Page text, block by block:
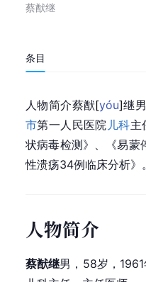
蔡猷继
条目
人物简介蔡猷[yóu]继
市第一人民医院 儿科主
状病毒检测》、《易蒙
性溃疡34例临床分析》
人物简介
蔡猷继男，58岁，